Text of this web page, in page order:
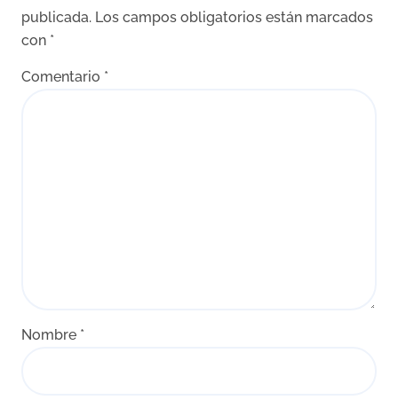
publicada. Los campos obligatorios están marcados
con *
Comentario *
Nombre *